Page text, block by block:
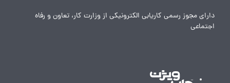
دارای مجوز رسمی کاریابی الکترونیکی از وزارت کار، تعاون و رفاه
اجتماعی